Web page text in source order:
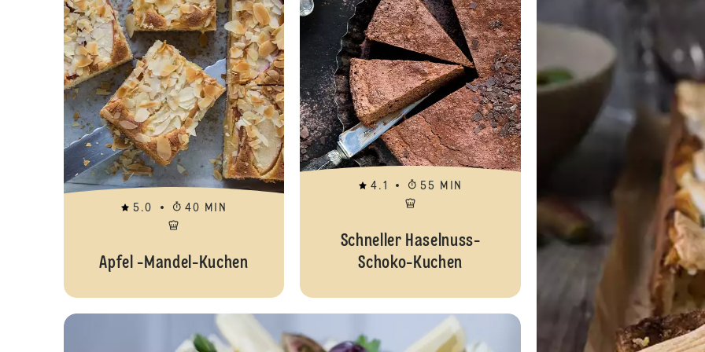
5.0 40 MIN
Apfel -Mandel-Kuchen
4.1 55 MIN
Schneller Haselnuss-
Schoko-Kuchen